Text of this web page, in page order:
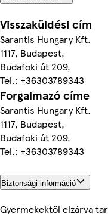
Visszaküldési cím
Sarantis Hungary Kft.
1117, Budapest,
Budafoki út 209,
Tel.: +36303789343
Forgalmazó címe
Sarantis Hungary Kft.
1117, Budapest,
Budafoki út 209,
Tel.: +36303789343
Biztonsági információ
Gyermekektől elzárva